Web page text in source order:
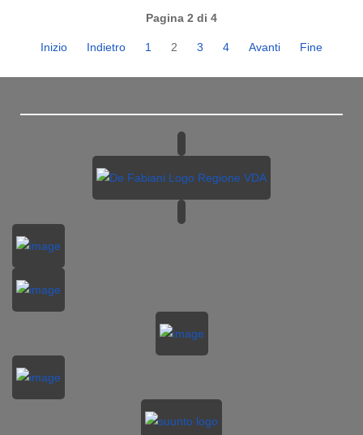
Pagina 2 di 4
Inizio Indietro 1 2 3 4 Avanti Fine